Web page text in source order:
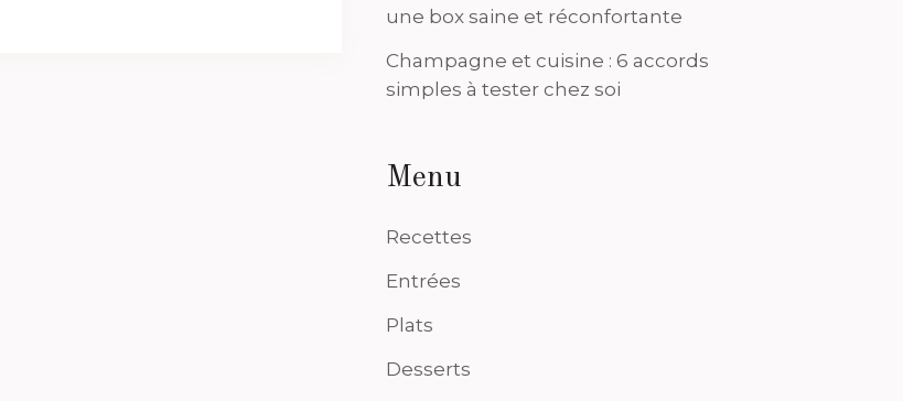
une box saine et réconfortante
Champagne et cuisine : 6 accords
simples à tester chez soi
Menu
Recettes
Entrées
Plats
Desserts